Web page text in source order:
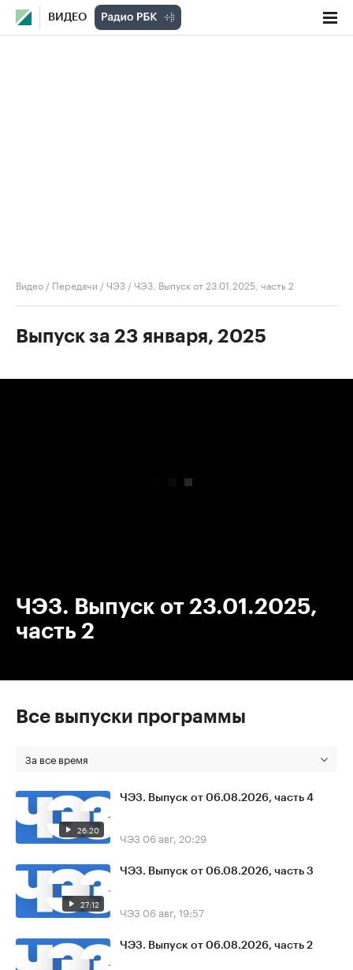
ВИДЕО
Видео / Передачи /ЧЭЗ /ЧЭЗ. Выпуск от 23.01.2025, часть 2
Выпуск за 23 января, 2025
ЧЭЗ. Выпуск от 23.01.2025,
часть 2
Все выпуски программы
За все время
26:20
ЧЭЗ. Выпуск от 06.08.2026, часть 4
ЧЭЗ 06 авг, 20:29
27:12
ЧЭЗ. Выпуск от 06.08.2026, часть 3
ЧЭЗ 06 авг, 19:57
ЧЭЗ. Выпуск от 06.08.2026, часть 2